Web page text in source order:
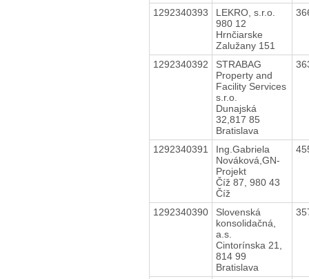
1292340393
LEKRO, s.r.o.
980 12
Hrnčiarske
Zalužany 151
1292340392
STRABAG
Property and
Facility Services
s.r.o.
Dunajská
32,817 85
Bratislava
1292340391
Ing.Gabriela
Nováková,GN-
Projekt
Číž 87, 980 43
Číž
1292340390
Slovenská
konsolidačná,
a.s.
Cintorínska 21,
814 99
Bratislava